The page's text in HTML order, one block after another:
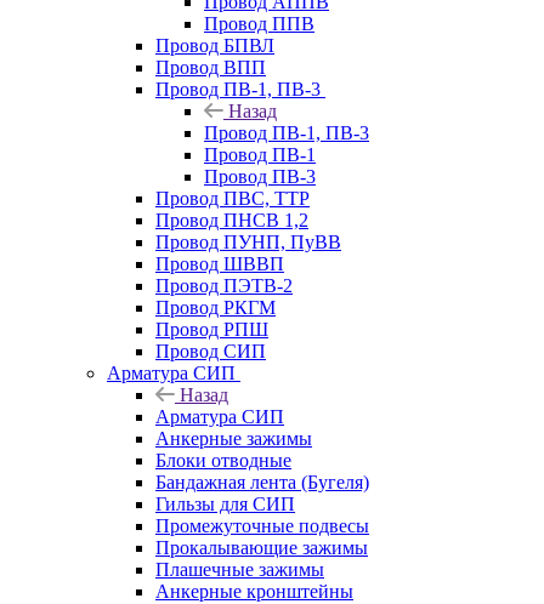
Провод ППВ
Провод БПВЛ
Провод ВПП
Провод ПВ-1, ПВ-3
Назад
Провод ПВ-1, ПВ-3
Провод ПВ-1
Провод ПВ-3
Провод ПВС, ТТР
Провод ПНСВ 1,2
Провод ПУНП, ПуВВ
Провод ШВВП
Провод ПЭТВ-2
Провод РКГМ
Провод РПШ
Провод СИП
Арматура СИП
Назад
Арматура СИП
Анкерные зажимы
Блоки отводные
Бандажная лента (Бугеля)
Гильзы для СИП
Промежуточные подвесы
Прокалывающие зажимы
Плашечные зажимы
Анкерные кронштейны